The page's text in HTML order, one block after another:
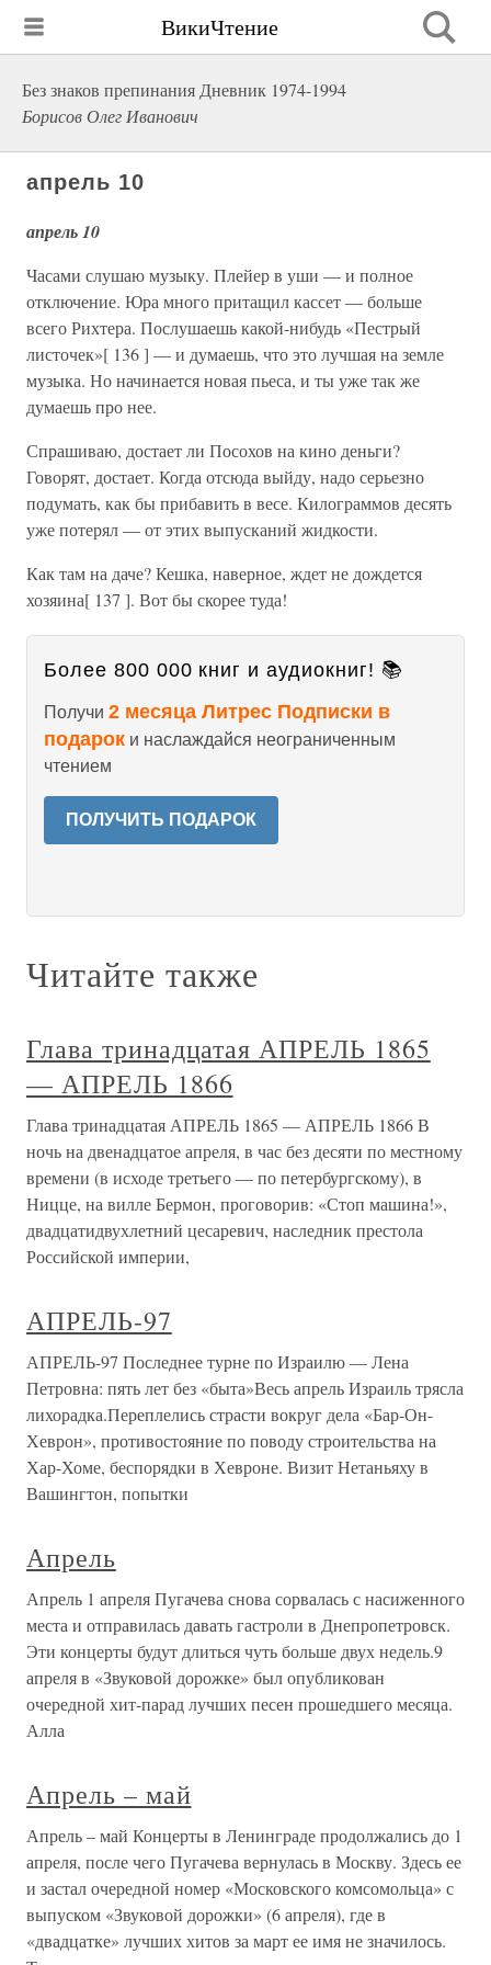
ВикиЧтение
Без знаков препинания Дневник 1974-1994
Борисов Олег Иванович
апрель 10
апрель 10
Часами слушаю музыку. Плейер в уши — и полное
отключение. Юра много притащил кассет — больше
всего Рихтера. Послушаешь какой-нибудь «Пестрый
листочек»[ 136 ] — и думаешь, что это лучшая на земле
музыка. Но начинается новая пьеса, и ты уже так же
думаешь про нее.
Спрашиваю, достает ли Посохов на кино деньги?
Говорят, достает. Когда отсюда выйду, надо серьезно
подумать, как бы прибавить в весе. Килограммов десять
уже потерял — от этих выпусканий жидкости.
Как там на даче? Кешка, наверное, ждет не дождется
хозяина[ 137 ]. Вот бы скорее туда!
Более 800 000 книг и аудиокниг! 📚
Получи 2 месяца Литрес Подписки в
подарок и наслаждайся неограниченным
чтением
ПОЛУЧИТЬ ПОДАРОК
Читайте также
Глава тринадцатая АПРЕЛЬ 1865
— АПРЕЛЬ 1866
Глава тринадцатая АПРЕЛЬ 1865 — АПРЕЛЬ 1866 В
ночь на двенадцатое апреля, в час без десяти по местному
времени (в исходе третьего — по петербургскому), в
Ницце, на вилле Бермон, проговорив: «Стоп машина!»,
двадцатидвухлетний цесаревич, наследник престола
Российской империи,
АПРЕЛЬ-97
АПРЕЛЬ-97 Последнее турне по Израилю — Лена
Петровна: пять лет без «быта»Весь апрель Израиль трясла
лихорадка.Переплелись страсти вокруг дела «Бар-Он-
Хеврон», противостояние по поводу строительства на
Хар-Хоме, беспорядки в Хевроне. Визит Нетаньяху в
Вашингтон, попытки
Апрель
Апрель 1 апреля Пугачева снова сорвалась с насиженного
места и отправилась давать гастроли в Днепропетровск.
Эти концерты будут длиться чуть больше двух недель.9
апреля в «Звуковой дорожке» был опубликован
очередной хит-парад лучших песен прошедшего месяца.
Алла
Апрель – май
Апрель – май Концерты в Ленинграде продолжались до 1
апреля, после чего Пугачева вернулась в Москву. Здесь ее
и застал очередной номер «Московского комсомольца» с
выпуском «Звуковой дорожки» (6 апреля), где в
«двадцатке» лучших хитов за март ее имя не значилось.